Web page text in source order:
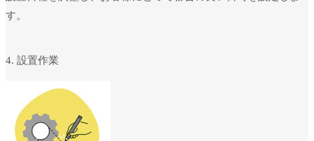
す。
4. 設置作業